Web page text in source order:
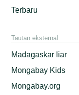
Terbaru
Tautan eksternal
Madagaskar liar
Mongabay Kids
Mongabay.org